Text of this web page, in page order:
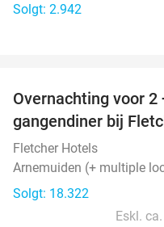
Solgt: 2.942
Overnachting voor
gangendiner bij
Fletcher Hotels
Arnemuiden (+ multiple
Solgt: 18.322
Eskl.